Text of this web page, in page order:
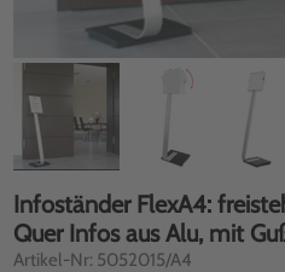
Infoständer FlexA4:
Quer Infos aus Alu, mit
Artikel-Nr: 5052015/A4